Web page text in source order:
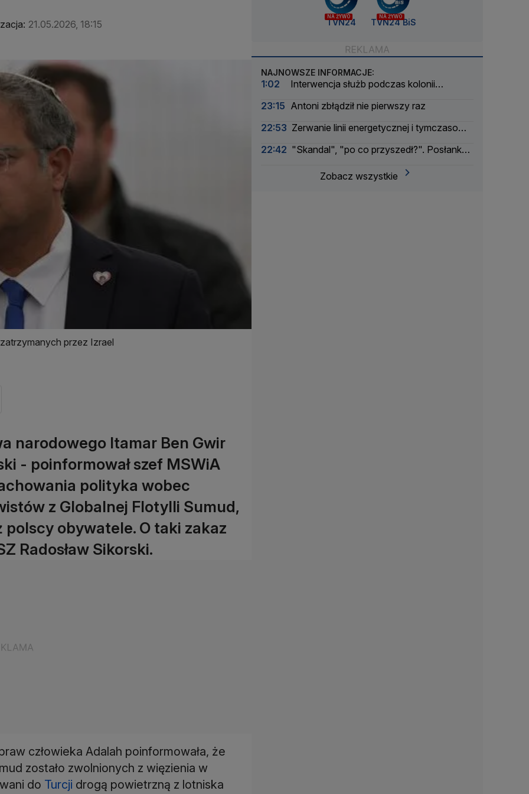
21.05.2026, 18:15
przez Izrael
narodowego Itamar Ben Gwir
- poinformował szef MSWiA
polityka wobec
z Globalnej Flotylli Sumud,
obywatele. O taki zakaz
Radosław Sikorski.
człowieka Adalah poinformowała, że
zostało zwolnionych z więzienia w
do Turcji drogą powietrzną z lotniska
NA ŻYWO
TVN24
NA ŻYWO
TVN24 BiS
NAJNOWSZE INFORMACJE:
1:02
Interwencja służb podczas kolonii
23:15 Antoni zbłądził nie pierwszy raz
22:53 Zerwanie linii energetycznej i tymczasowa
Wojskowa
22:42 "Skandal", "po co przyszedł?". Posłanka
Zobacz wszystkie